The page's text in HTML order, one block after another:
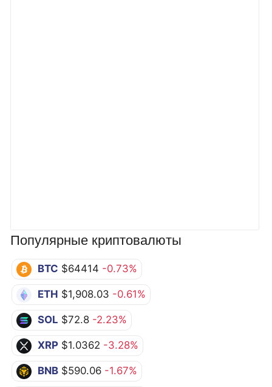
Популярные криптовалюты
BTC $64414 -0.73%
ETH $1,908.03 -0.61%
SOL $72.8 -2.23%
XRP $1.0362 -3.28%
BNB $590.06 -1.67%